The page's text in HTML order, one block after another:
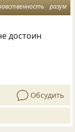
разум
достоин
Обсудить